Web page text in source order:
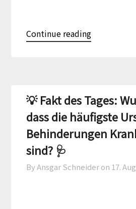
Continue reading
💡 Fakt des Tages:
dass die häufigste
Behinderungen
sind? 🩺
By Ansgar Schneider on 17.